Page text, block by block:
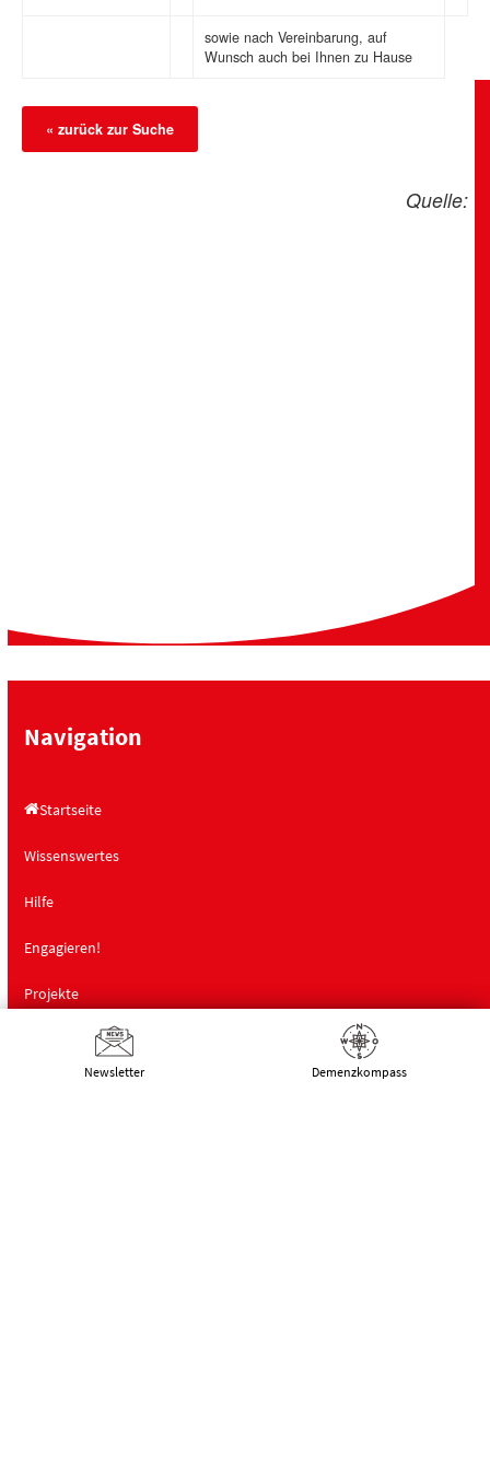
sowie nach Vereinbarung, auf
Wunsch auch bei Ihnen zu Hause
« zurück zur Suche
Quelle:
Navigation
Startseite
Wissenswertes
Hilfe
Engagieren!
Projekte
Landesfachstelle Demenz
Newsletter Demenz­kompass